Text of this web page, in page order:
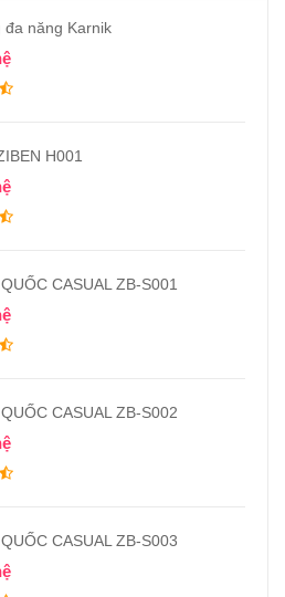
đa năng Karnik
H001
CASUAL ZB-S001
CASUAL ZB-S002
CASUAL ZB-S003